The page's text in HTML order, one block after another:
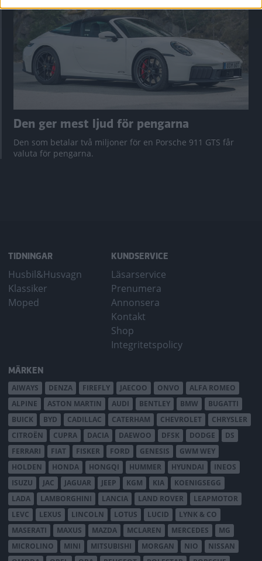
Den ger mest ljud för pengarna
Den som betalar två miljoner för en Porsche 911 GTS får
valuta för pengarna.
TIDNINGAR
Husbil&Husvagn
Klassiker
Moped
KUNDSERVICE
Läsarservice
Prenumera
Annonsera
Kontakt
Shop
Integritetspolicy
MÄRKEN
AIWAYS DENZA FIREFLY JAECOO ONVO
ALFA ROMEO
ALPINE
ASTON MARTIN AUDI BENTLEY BMW
BUGATTI
BUICK
BYD CADILLAC CATERHAM CHEVROLET
CHRYSLER
CITROËN
CUPRA DACIA DAEWOO DFSK DODGE
DS
FERRARI
FIAT FISKER FORD GENESIS
GWM WEY
HOLDEN
HONDA HONGQI HUMMER HYUNDAI
INEOS
ISUZU
JAC JAGUAR JEEP KGM KIA
KOENIGSEGG
LADA
LAMBORGHINI LANCIA LAND ROVER
LEAPMOTOR
LEVC
LEXUS LINCOLN LOTUS LUCID
LYNK & CO
MASERATI
MAXUS MAZDA MCLAREN MERCEDES
MG
MICROLINO
MINI MITSUBISHI MORGAN NIO
NISSAN